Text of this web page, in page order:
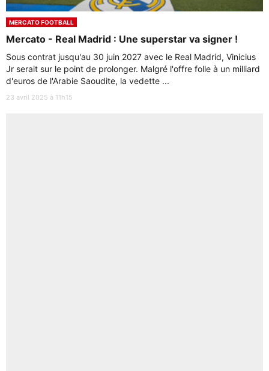
MERCATO FOOTBALL
Mercato - Real Madrid : Une superstar va signer !
Sous contrat jusqu'au 30 juin 2027 avec le Real Madrid, Vinicius
Jr serait sur le point de prolonger. Malgré l'offre folle à un milliard
d'euros de l'Arabie Saoudite, la vedette ...
23 avril 2025 à 11h15